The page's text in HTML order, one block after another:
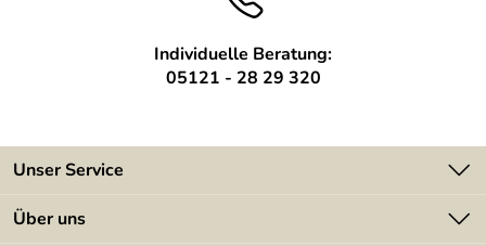
Individuelle Beratung:
05121 - 28 29 320
Unser Service
Kontakt
Über uns